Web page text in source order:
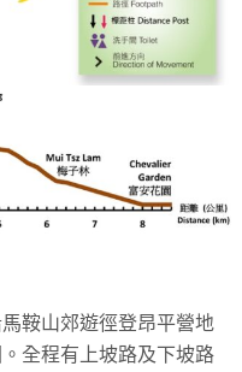
鞍山郊遊徑登昂平營地
全程有上坡路及下坡路